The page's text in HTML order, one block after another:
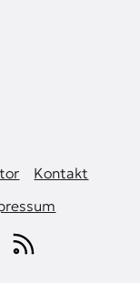
Kontakt